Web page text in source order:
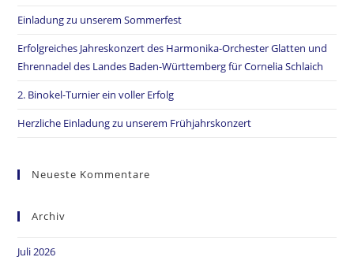
Einladung zu unserem Sommerfest
Erfolgreiches Jahreskonzert des Harmonika-Orchester Glatten und
Ehrennadel des Landes Baden-Württemberg für Cornelia Schlaich
2. Binokel-Turnier ein voller Erfolg
Herzliche Einladung zu unserem Frühjahrskonzert
Neueste Kommentare
Archiv
Juli 2026